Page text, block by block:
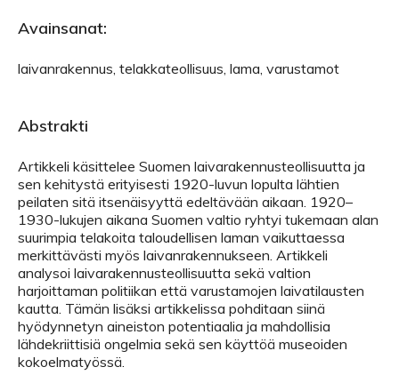
Avainsanat:
laivanrakennus, telakkateollisuus, lama, varustamot
Abstrakti
Artikkeli käsittelee Suomen laivarakennusteollisuutta ja
sen kehitystä erityisesti 1920-luvun lopulta lähtien
peilaten sitä itsenäisyyttä edeltävään aikaan. 1920–
1930-lukujen aikana Suomen valtio ryhtyi tukemaan alan
suurimpia telakoita taloudellisen laman vaikuttaessa
merkittävästi myös laivanrakennukseen. Artikkeli
analysoi laivarakennusteollisuutta sekä valtion
harjoittaman politiikan että varustamojen laivatilausten
kautta. Tämän lisäksi artikkelissa pohditaan siinä
hyödynnetyn aineiston potentiaalia ja mahdollisia
lähdekriittisiä ongelmia sekä sen käyttöä museoiden
kokoelmatyössä.